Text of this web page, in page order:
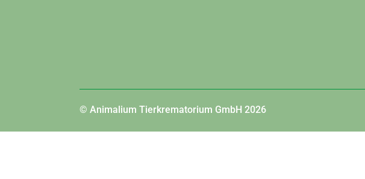
© Animalium Tierkrematorium GmbH 2026